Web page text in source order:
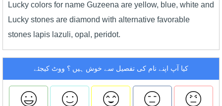
Lucky colors for name Guzeena are yellow, blue, white and
Lucky stones are diamond with alternative favorable
stones lapis lazuli, opal, peridot.
کیا آپ اپنے نام کی تفصیل سے خوش ہیں ؟ ووٹ کیجئے